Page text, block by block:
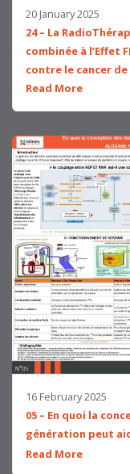
20 January 2025
24 – La
combinée à l’Effet
contre le cancer de
Read More
16 February 2025
05 – En quoi la
génération peut
Read More